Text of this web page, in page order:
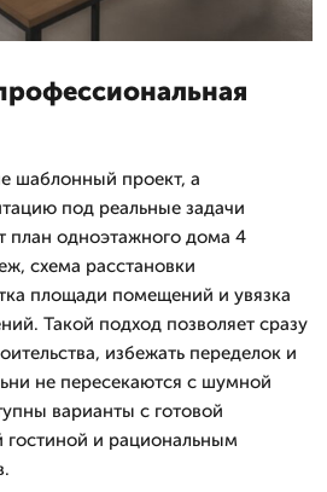
шаблонный проект, а
под реальные задачи
план одноэтажного дома 4
схема расстановки
площади помещений и увязка
Такой подход позволяет сразу
избежать переделок и
не пересекаются с шумной
варианты с готовой
гостиной и рациональным